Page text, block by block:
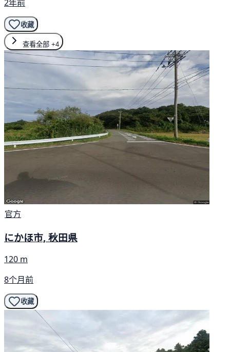
2年前
收藏
查看全部 +4
官方
にかほ市, 秋田県
120 m
8个月前
收藏